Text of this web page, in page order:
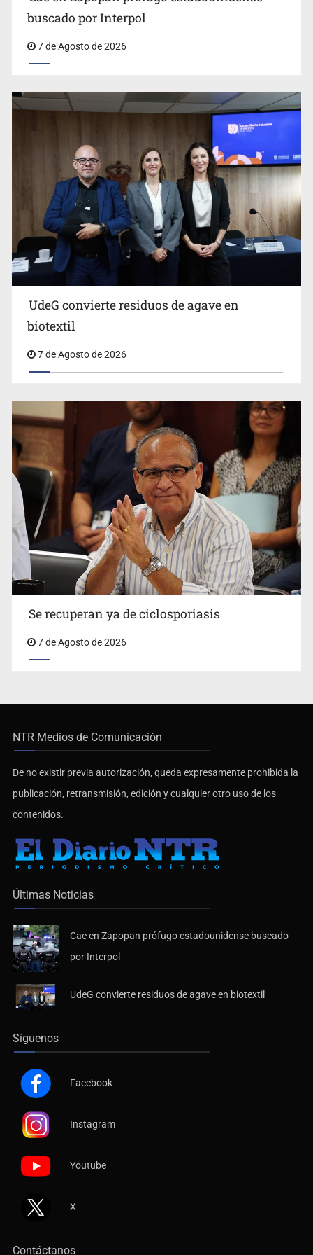
Ya hay solicitud de audiencia de imputación en caso Eli
Cae en Zapopan prófugo estadounidense buscado por
buscado por Interpol
7 de Agosto de 2026
UdeG convierte residuos de agave en
biotextil
7 de Agosto de 2026
Se recuperan ya de ciclosporiasis
7 de Agosto de 2026
NTR Medios de Comunicación
De no existir previa autorización, queda expresamente prohibida la
publicación, retransmisión, edición y cualquier otro uso de los
contenidos.
Últimas Noticias
Cae en Zapopan prófugo estadounidense buscado
por Interpol
UdeG convierte residuos de agave en biotextil
Síguenos
Facebook
Instagram
Youtube
X
Contáctanos